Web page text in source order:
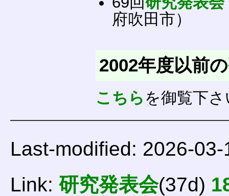
府吹田市）
2002年度以前の
こちら を御覧下
Last-modified: 2026-
Link: 研究発表会(37d)